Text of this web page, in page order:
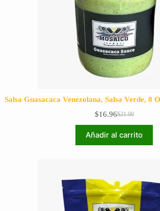
Salsa Guasacaca Venezolana, Salsa Verde, 8
$21.00
El
precio
original
era:
$16.96El
precio
actual
es:
Añadir al carrito